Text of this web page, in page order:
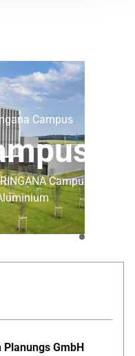
Campus
Campus erhält
Planungs GmbH